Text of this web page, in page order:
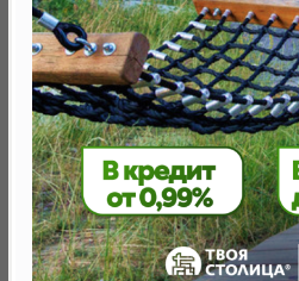
Минск, Октябрьский,
метро «Ковальская
Объект